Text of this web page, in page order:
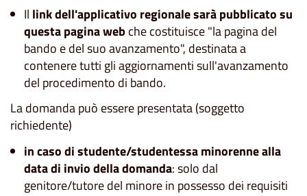
Il link dell'applicativo regionale sarà pubblicato su
questa pagina webche costituisce "la pagina del
bando e del suo avanzamento", destinata a
contenere tutti gli aggiornamenti sull'avanzamento
del procedimento di bando.
La domanda può essere presentata (soggetto
richiedente)
in caso di studente/studentessa minorenne alla
data di invio della domanda: solo dal
genitore/tutore del minore in possesso dei requisiti